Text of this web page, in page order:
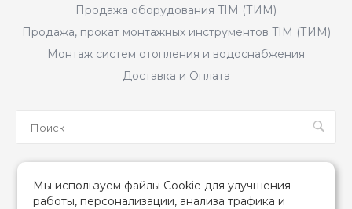
Продажа оборудования TIM (ТИМ)
Продажа, прокат монтажных инструментов TIM (ТИМ)
Монтаж систем отопления и водоснабжения
Доставка и Оплата
Мы используем файлы Cookie для улучшения
работы, персонализации, анализа трафика и